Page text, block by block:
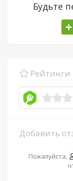
Будьте
Рейтинги
Добавить
Пожалуйста,